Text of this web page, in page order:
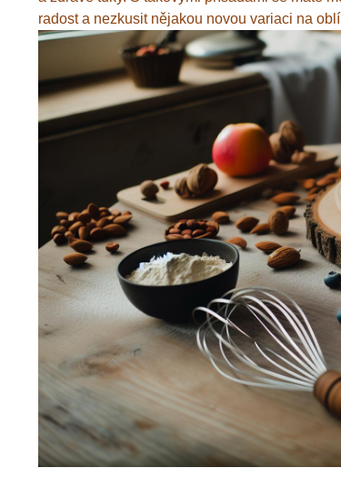
radost a nezkusit nějakou novou variaci na